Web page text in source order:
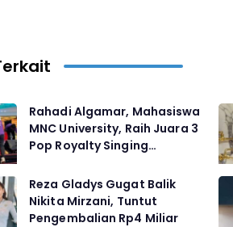
Rahadi Algamar, Mahasiswa
MNC University, Raih Juara 3
Pop Royalty Singing
Reza Gladys Gugat Balik
Nikita Mirzani, Tuntut
Pengembalian Rp4 Miliar